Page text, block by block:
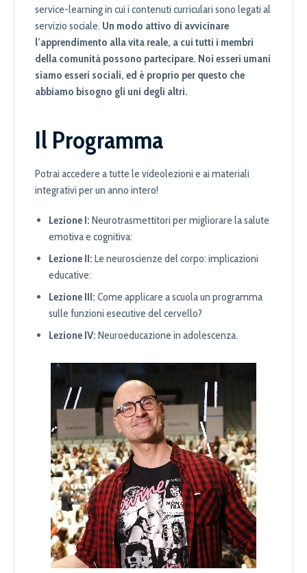
service-learning in cui i contenuti curriculari sono legati al
servizio sociale. Un modo attivo di avvicinare
l’apprendimento alla vita reale, a cui tutti i membri
della comunità possono partecipare. Noi esseri umani
siamo esseri sociali, ed è proprio per questo che
abbiamo bisogno gli uni degli altri.
Il Programma
Potrai accedere a tutte le videolezioni e ai materiali
integrativi per un anno intero!
Lezione I: Neurotrasmettitori per migliorare la salute
emotiva e cognitiva:
Lezione II: Le neuroscienze del corpo: implicazioni
educative:
Lezione III: Come applicare a scuola un programma
sulle funzioni esecutive del cervello?
Lezione IV: Neuroeducazione in adolescenza.